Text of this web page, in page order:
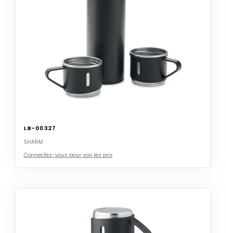
LB-00327
SHARM
Connectez-vous pour voir les prix